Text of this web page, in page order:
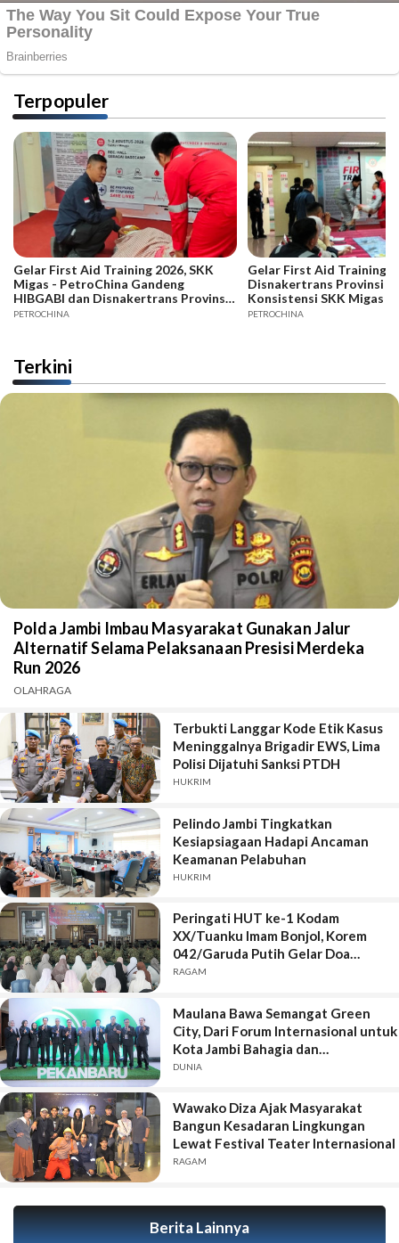
Terpopuler
Gelar First Aid Training 2026, SKK
Migas - PetroChina Gandeng
HIBGABI dan Disnakertrans Provinsi
Jambi
PETROCHINA
Gelar First Aid Training
Disnakertrans Provinsi
Konsistensi SKK Migas -
PETROCHINA
Terkini
Polda Jambi Imbau Masyarakat Gunakan Jalur
Alternatif Selama Pelaksanaan Presisi Merdeka
Run 2026
OLAHRAGA
Terbukti Langgar Kode Etik Kasus
Meninggalnya Brigadir EWS, Lima
Polisi Dijatuhi Sanksi PTDH
HUKRIM
Pelindo Jambi Tingkatkan
Kesiapsiagaan Hadapi Ancaman
Keamanan Pelabuhan
HUKRIM
Peringati HUT ke-1 Kodam
XX/Tuanku Imam Bonjol, Korem
042/Garuda Putih Gelar Doa
Bersama
RAGAM
Maulana Bawa Semangat Green
City, Dari Forum Internasional untuk
Kota Jambi Bahagia dan
Berkelanjutan
DUNIA
Wawako Diza Ajak Masyarakat
Bangun Kesadaran Lingkungan
Lewat Festival Teater Internasional
RAGAM
Berita Lainnya